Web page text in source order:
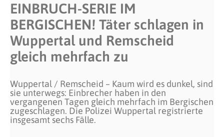
EINBRUCH-SERIE IM
BERGISCHEN! Täter schlagen in
Wuppertal und Remscheid
gleich mehrfach zu
Wuppertal / Remscheid – Kaum wird es dunkel, sind
sie unterwegs: Einbrecher haben in den
vergangenen Tagen gleich mehrfach im Bergischen
zugeschlagen. Die Polizei Wuppertal registrierte
insgesamt sechs Fälle.